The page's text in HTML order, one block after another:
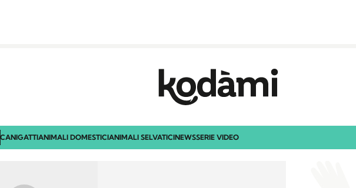
CANIGATTIANIMALI DOMESTICIANIMALI SELVATICINEWSSERIE VIDEO